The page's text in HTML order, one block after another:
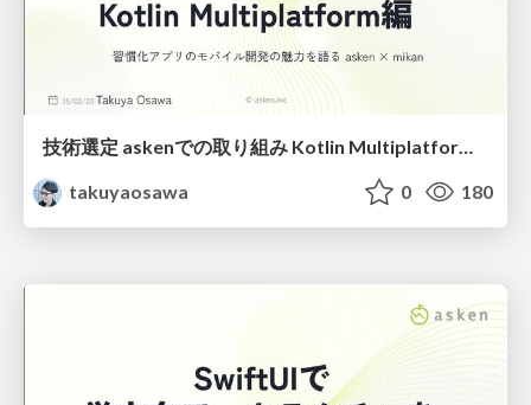
技術選定 askenでの取り組み Kotlin Multiplatform編
takuyaosawa
0 180